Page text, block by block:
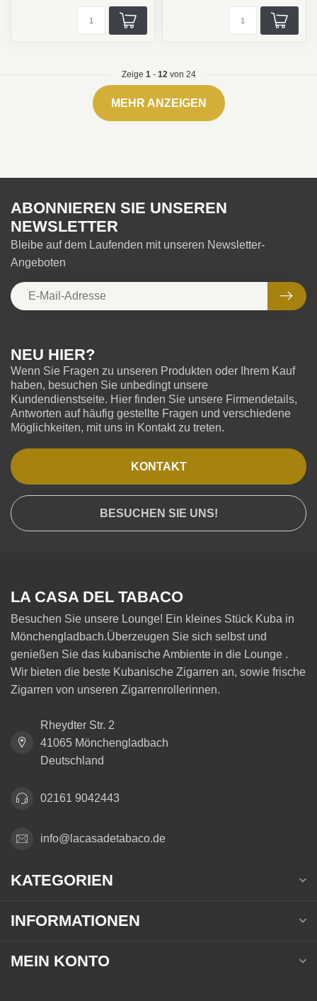
Zeige 1 - 12 von 24
MEHR ANZEIGEN
NEU HIER?
Wenn Sie Fragen zu unseren Produkten oder Ihrem Kauf
haben, besuchen Sie unbedingt unsere
Kundendienstseite. Hier finden Sie unsere Firmendetails,
Antworten auf häufig gestellte Fragen und verschiedene
Möglichkeiten, mit uns in Kontakt zu treten.
KONTAKT
BESUCHEN SIE UNS!
ABONNIEREN SIE UNSEREN
NEWSLETTER
Bleibe auf dem Laufenden mit unseren Newsletter-
Angeboten
LA CASA DEL TABACO
Besuchen Sie unsere Lounge! Ein kleines Stück Kuba in
Mönchengladbach.Überzeugen Sie sich selbst und
genießen Sie das kubanische Ambiente in die Lounge .
Wir bieten die beste Kubanische Zigarren an, sowie frische
Zigarren von unseren Zigarrenrollerinnen.
Rheydter Str. 2
41065 Mönchengladbach
Deutschland
02161 9042443
info@lacasadetabaco.de
KATEGORIEN
INFORMATIONEN
MEIN KONTO